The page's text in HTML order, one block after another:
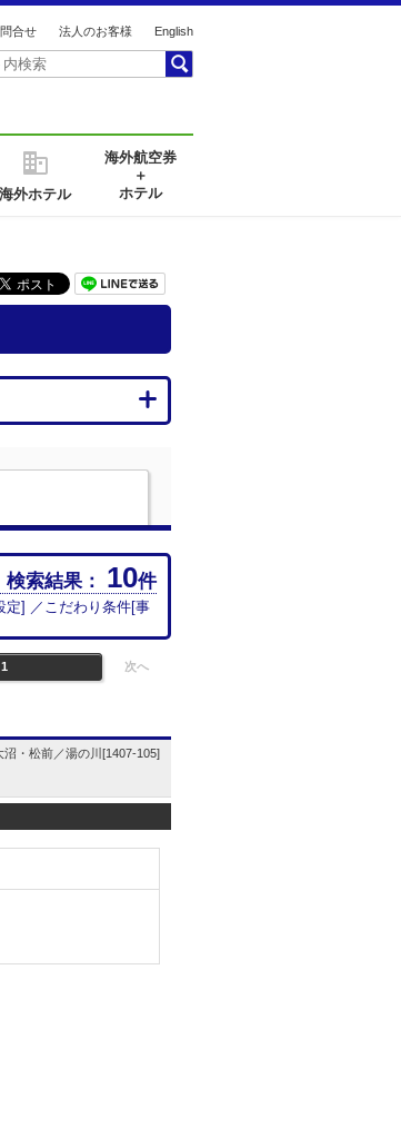
合せ 法人のお客様 English
海外ホテル
海外航空券
＋
ホテル
検索結果： 10件
定] ／こだわり条件[事
1 次へ
・松前／湯の川[1407-105]